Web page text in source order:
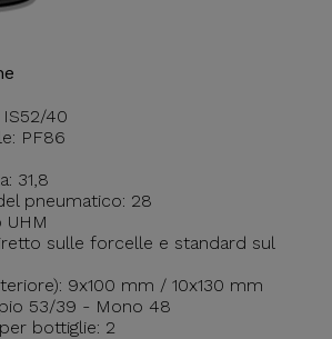
40
PF86
31,8
pneumatico: 28
UHM
sulle forcelle e standard sul
9x100 mm / 10x130 mm
53/39 - Mono 48
bottiglie: 2